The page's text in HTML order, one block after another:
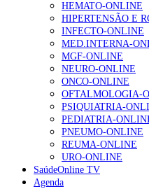
1.º Episódio do
te na Insuficiência
99 visualizações
“Os programas de
custo-efetivos e
sustentável para os
88 visualizações
HEMATO-ONLINE
HIPERTENSÃO E
INFECTO-ONLINE
MED.INTERNA-
MGF-ONLINE
NEURO-ONLINE
ONCO-ONLINE
OFTALMOLOGIA-
PSIQUIATRIA-
PEDIATRIA-
PNEUMO-ONLINE
REUMA-ONLINE
URO-ONLINE
SaúdeOnline TV
Agenda